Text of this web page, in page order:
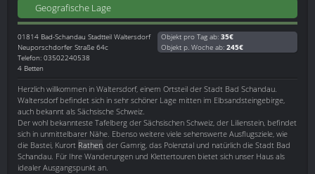
Geografische Lage
01814 Bad-Schandau Stadtteil Waltersdorf
Neuporschdorfer Straße 64c
Telefon: 03502240538
4 Betten
Objekt pro Tag ab: 35€
Objekt p. Woche ab: 245€
Herzlich willkommen in Waltersdorf, einem Ortsteil der Stadt Bad Schandau.
Waltersdorf befindet sich in sehr schöner Lage mitten im Elbsandsteingebirge,
auch bekannt als Sächsische Schweiz.
Der wohl bekannteste Tafelberg der Sächsischen Schweiz, der Lilienstein, befindet
sich in unmittelbarer Nähe. Ebenso weitere viele sehenswerte Ausflugsziele, wie
die Bastei, Kurort Rathen , der Gamrig, das Polenztal und natürlich die Stadt Bad
Schandau. Für Ihre Wanderungen und Klettertouren bietet sich unser Haus als
idealer Ausgangspunkt an.